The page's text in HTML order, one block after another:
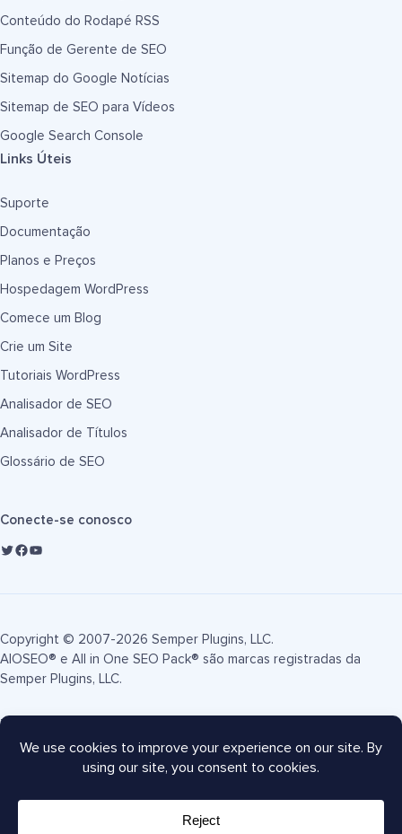
Conteúdo do Rodapé RSS
Função de Gerente de SEO
Sitemap do Google Notícias
Sitemap de SEO para Vídeos
Google Search Console
Links Úteis
Suporte
Documentação
Planos e Preços
Hospedagem WordPress
Comece um Blog
Crie um Site
Tutoriais WordPress
Analisador de SEO
Analisador de Títulos
Glossário de SEO
Conecte-se conosco
Copyright © 2007-2026 Semper Plugins, LLC.
AIOSEO® e All in One SEO Pack® são marcas registradas da
Semper Plugins, LLC.
Termos de Serviço
Mapa do site
Cupom AIOSEO